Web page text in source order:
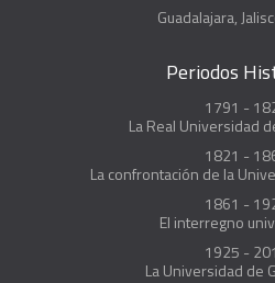
Guadalajara,
Periodos
1791 -
La Real Universidad
1821 -
La confrontación de la
1861 -
El interregno
1925 -
La Universidad de